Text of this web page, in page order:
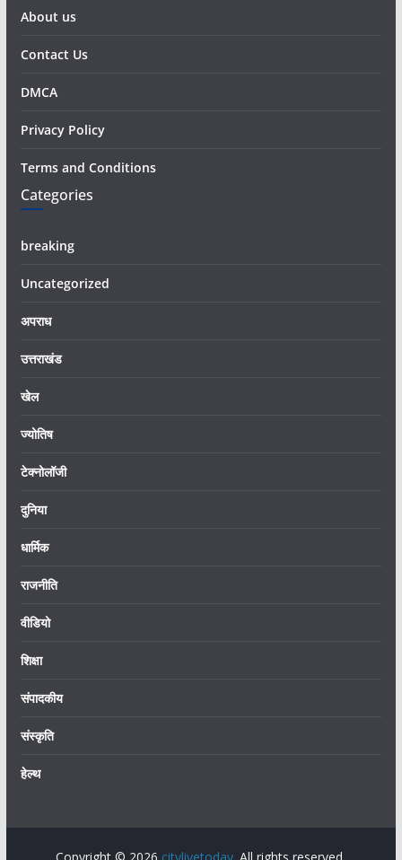
About us
Contact Us
DMCA
Privacy Policy
Terms and Conditions
Categories
breaking
Uncategorized
अपराध
उत्तराखंड
खेल
ज्योतिष
टेक्नोलॉजी
दुनिया
धार्मिक
राजनीति
वीडियो
शिक्षा
संपादकीय
संस्कृति
हेल्थ